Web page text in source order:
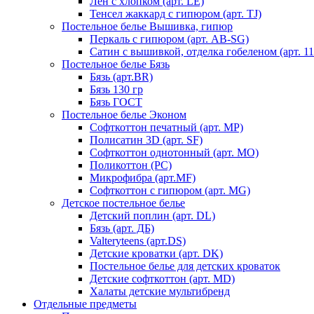
Тенсел жаккард с гипюром (арт. TJ)
Постельное белье Вышивка, гипюр
Перкаль с гипюром (арт. AB-SG)
Сатин с вышивкой, отделка гобеленом (арт.
Постельное белье Бязь
Бязь (арт.BR)
Бязь 130 гр
Бязь ГОСТ
Постельное белье Эконом
Софткоттон печатный (арт. MР)
Полисатин 3D (арт. SF)
Софткоттон однотонный (арт. MO)
Поликоттон (PC)
Микрофибра (арт.MF)
Софткоттон с гипюром (арт. MG)
Детское постельное белье
Детский поплин (арт. DL)
Бязь (арт. ДБ)
Valteryteens (арт.DS)
Детские кроватки (арт. DK)
Постельное белье для детских кроваток
Детские софткоттон (арт. MD)
Халаты детские мультибренд
Отдельные предметы